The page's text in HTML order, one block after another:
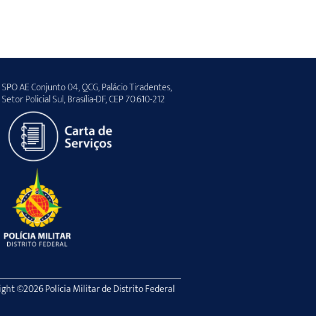
SPO AE Conjunto 04, QCG, Palácio Tiradentes,
Setor Policial Sul, Brasília-DF, CEP 70.610-212
©2026 Polícia Militar de Distrito Federal